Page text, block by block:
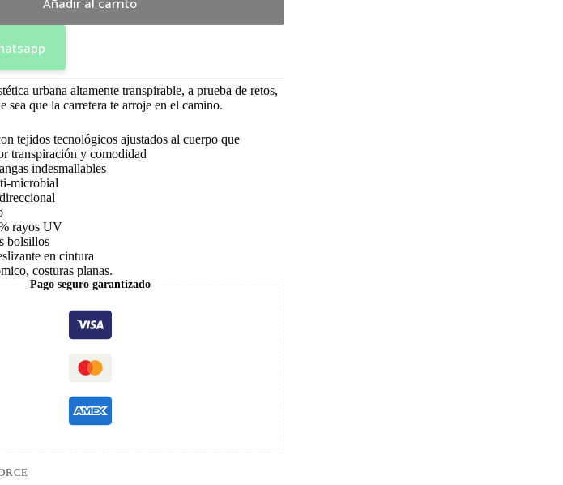
urbana altamente transpirable, a prueba de retos,
sea que la carretera te arroje en el camino.
tejidos tecnológicos ajustados al cuerpo que
transpiración y comodidad
indesmallables
microbial
rayos UV
bolsillos
en cintura
costuras planas.
Pago seguro garantizado